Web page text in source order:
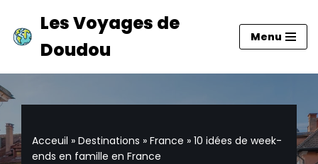
Aller
contenu
Les Voyages de
Doudou
Menu
Acceuil » Destinations » France » 10 idées de week-
ends en famille en France